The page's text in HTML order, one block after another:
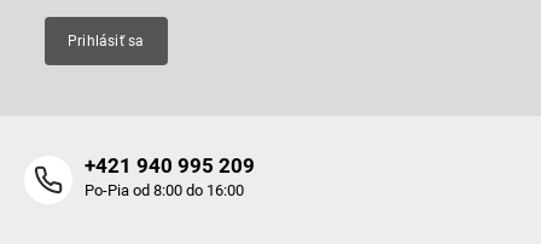
Prihlásiť sa
+421 940 995 209
Po-Pia od 8:00 do 16:00